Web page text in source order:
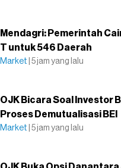
Mendagri: Pemerintah
T untuk 546 Daerah
Market | 5 jam yang lalu
OJK Bicara Soal Investor
Proses Demutualisasi BEI
Market | 5 jam yang lalu